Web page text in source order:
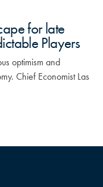
for late
Players
optimism and
Chief Economist Las